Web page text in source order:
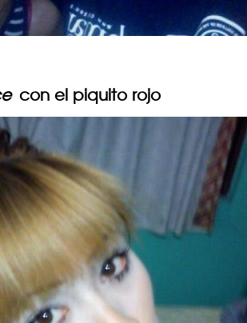
con el piquito rojo